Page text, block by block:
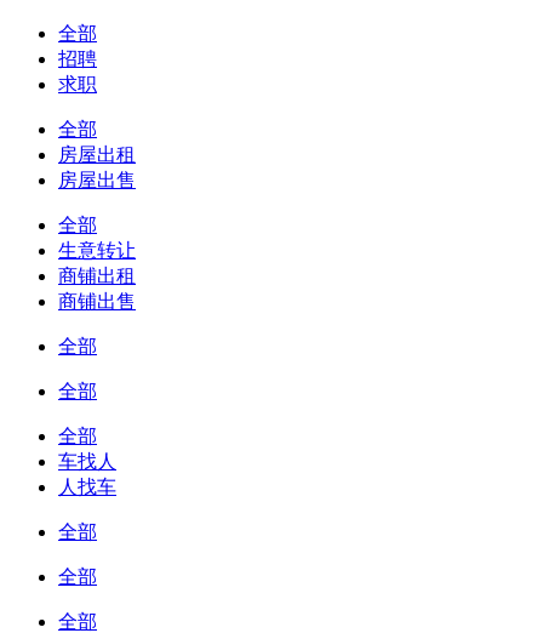
全部
招聘
求职
全部
房屋出租
房屋出售
全部
生意转让
商铺出租
商铺出售
全部
全部
全部
车找人
人找车
全部
全部
全部